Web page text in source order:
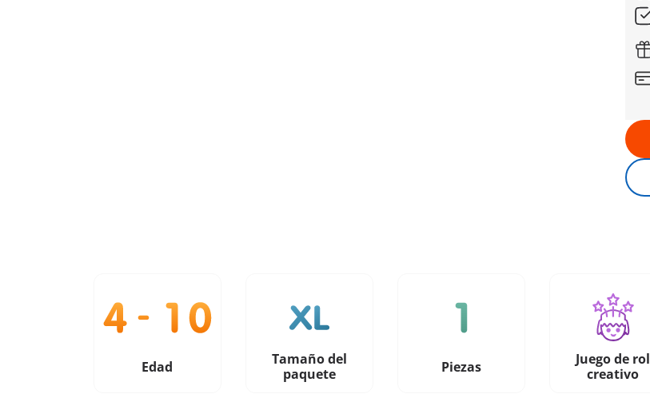
Edad
Tamaño del
paquete
Piezas
Juego de rol
creativo